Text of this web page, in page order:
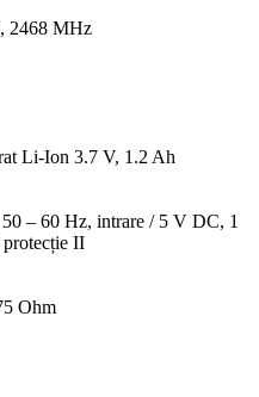
2468 MHz
Li-Ion 3.7 V, 1.2 Ah
– 60 Hz, intrare / 5 V DC, 1
protecție II
Ohm